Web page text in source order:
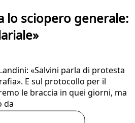
lo sciopero generale:
«Salvini parla di protesta
E sul protocollo per il
le braccia in quei giorni, ma
da